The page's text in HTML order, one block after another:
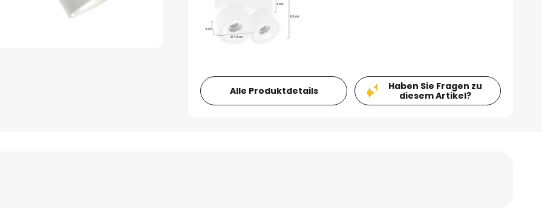
Alle Produktdetails
Haben Sie Fragen zu
diesem Artikel?